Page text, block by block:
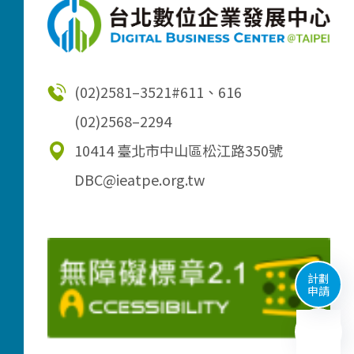
計劃
申請
(02)2581–3521#611、616
(02)2568–2294
10414 臺北市中山區松江路350號
DBC@ieatpe.org.tw